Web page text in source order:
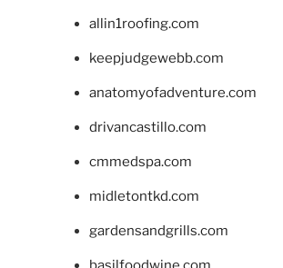
allin1roofing.com
keepjudgewebb.com
anatomyofadventure.com
drivancastillo.com
cmmedspa.com
midletontkd.com
gardensandgrills.com